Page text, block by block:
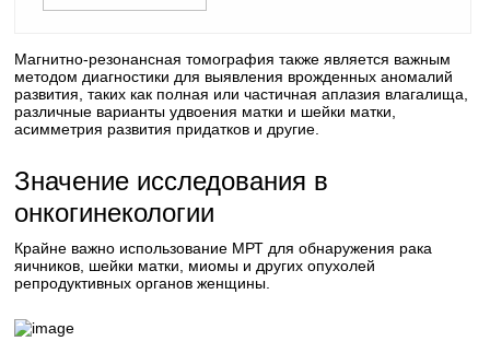
Магнитно-резонансная томография также является важным
методом диагностики для выявления врожденных аномалий
развития, таких как полная или частичная аплазия влагалища,
различные варианты удвоения матки и шейки матки,
асимметрия развития придатков и другие.
Значение исследования в
онкогинекологии
Крайне важно использование МРТ для обнаружения рака
яичников, шейки матки, миомы и других опухолей
репродуктивных органов женщины.